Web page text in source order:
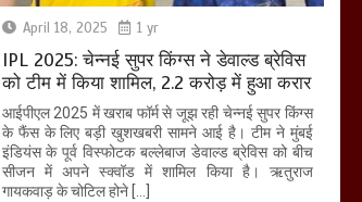
April 18, 2025 1 yr
IPL 2025: चेन्नई सुपर किंग्स ने डेवाल्ड ब्रेविस
को टीम में किया शामिल, 2.2 करोड़ में हुआ करार
आईपीएल 2025 में खराब फॉर्म से जूझ रही चेन्नई सुपर किंग्स
के फैंस के लिए बड़ी खुशखबरी सामने आई है। टीम ने मुंबई
इंडियंस के पूर्व विस्फोटक बल्लेबाज डेवाल्ड ब्रेविस को बीच
सीजन में अपने स्क्वॉड में शामिल किया है। ऋतुराज
गायकवाड़ के चोटिल होने […]